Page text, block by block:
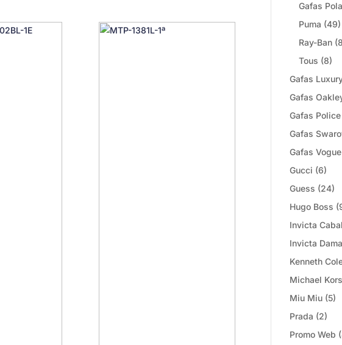
Gafas
Puma (49)
Ray-Ban
Tous (8)
Gafas
Gafas
Gafas Police
Gafas
Gafas Vogue
Gucci (6)
Guess (24)
Hugo Boss
Invicta
Invicta Dama
Kenneth
Michael Kors
Miu Miu (5)
Prada (2)
Promo Web